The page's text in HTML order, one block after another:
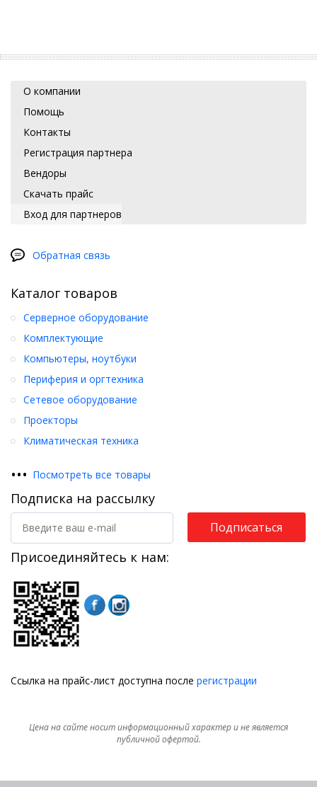
О компании
Помощь
Контакты
Регистрация партнера
Вендоры
Скачать прайс
Вход для партнеров
Обратная связь
Каталог товаров
Серверное оборудование
Комплектующие
Компьютеры, ноутбуки
Периферия и оргтехника
Сетевое оборудование
Проекторы
Климатическая техника
••• Посмотреть все товары
Подписка на рассылку
Подписаться
Присоединяйтесь к нам:
Ссылка на прайс-лист доступна после регистрации
Цена на сайте носит информационный характер и не является
публичной офертой.